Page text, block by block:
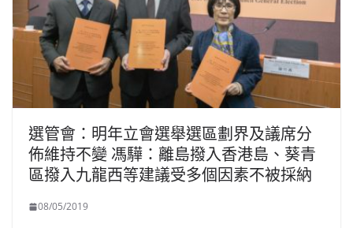
選管會：明年立會選舉選區劃界及議席分
佈維持不變 馮驊：離島撥入香港島、葵青
區撥入九龍西等建議受多個因素不被採納
08/05/2019